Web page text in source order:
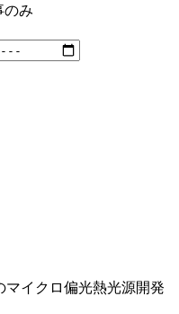
のみ
マイクロ偏光熱光源開発